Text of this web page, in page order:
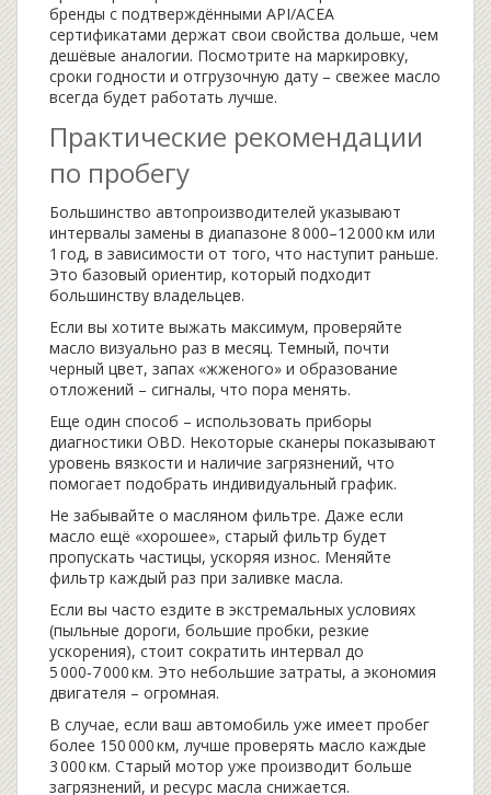
бренды с подтверждёнными API/ACEA
сертификатами держат свои свойства дольше, чем
дешёвые аналогии. Посмотрите на маркировку,
сроки годности и отгрузочную дату – свежее масло
всегда будет работать лучше.
Практические рекомендации
по пробегу
Большинство автопроизводителей указывают
интервалы замены в диапазоне 8 000–12 000 км или
1 год, в зависимости от того, что наступит раньше.
Это базовый ориентир, который подходит
большинству владельцев.
Если вы хотите выжать максимум, проверяйте
масло визуально раз в месяц. Темный, почти
черный цвет, запах «жженого» и образование
отложений – сигналы, что пора менять.
Еще один способ – использовать приборы
диагностики OBD. Некоторые сканеры показывают
уровень вязкости и наличие загрязнений, что
помогает подобрать индивидуальный график.
Не забывайте о масляном фильтре. Даже если
масло ещё «хорошее», старый фильтр будет
пропускать частицы, ускоряя износ. Меняйте
фильтр каждый раз при заливке масла.
Если вы часто ездите в экстремальных условиях
(пыльные дороги, большие пробки, резкие
ускорения), стоит сократить интервал до
5 000‑7 000 км. Это небольшие затраты, а экономия
двигателя – огромная.
В случае, если ваш автомобиль уже имеет пробег
более 150 000 км, лучше проверять масло каждые
3 000 км. Старый мотор уже производит больше
загрязнений, и ресурс масла снижается.